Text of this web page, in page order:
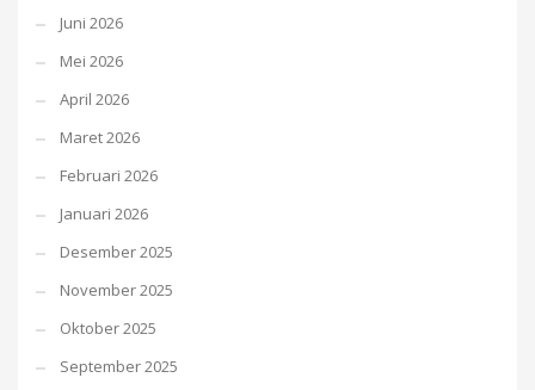
Juni 2026
Mei 2026
April 2026
Maret 2026
Februari 2026
Januari 2026
Desember 2025
November 2025
Oktober 2025
September 2025